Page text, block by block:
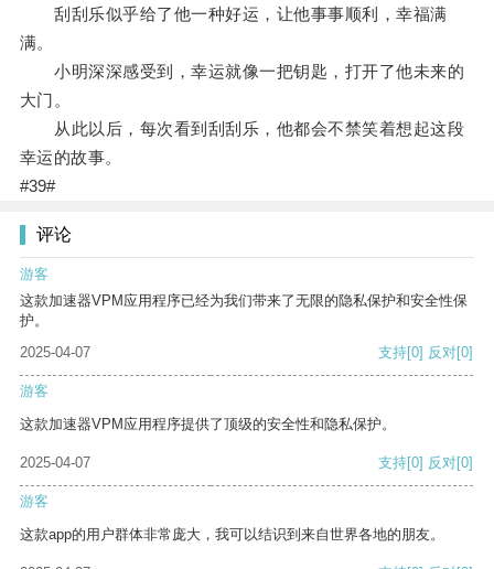
刮刮乐似乎给了他一种好运，让他事事顺利，幸福满
满。
小明深深感受到，幸运就像一把钥匙，打开了他未来的
大门。
从此以后，每次看到刮刮乐，他都会不禁笑着想起这段
幸运的故事。
#39#
评论
游客
这款加速器VPM应用程序已经为我们带来了无限的隐私保护和安全性保
护。
2025-04-07
支持[0] 反对[0]
游客
这款加速器VPM应用程序提供了顶级的安全性和隐私保护。
2025-04-07 支持[0] 反对[0]
游客
这款app的用户群体非常庞大，我可以结识到来自世界各地的朋友。